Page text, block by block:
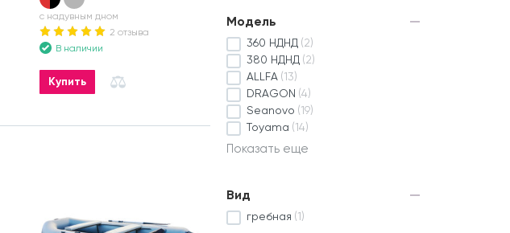
с надувным дном
2 отзыва
В наличии
Купить
Модель
360 НДНД (2)
380 НДНД (2)
ALLFA (13)
DRAGON (4)
Seanovo (19)
Toyama (14)
Показать еще
Вид
гребная (1)